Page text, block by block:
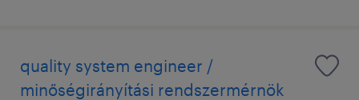
quality system engineer /
minőségirányítási rendszermérnök